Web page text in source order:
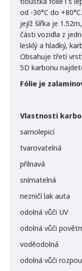
od -30°C do
jejíž šířka je
části vozidla z
lesklý a hladký,
Obsahuje třetí
5D karbonu
Fólie je
Vlastnosti
samolepicí
tvarovatelná
přilnavá
snímatelná
nezničí lak auta
odolná vůči UV
odolná vůči
voděodolná
odolná vůči